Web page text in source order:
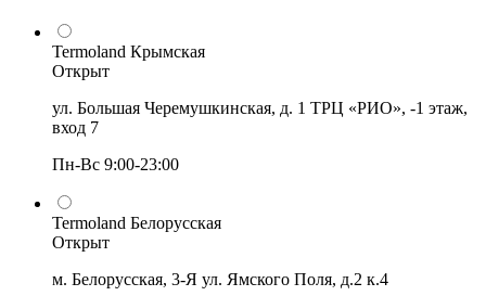
Termoland Крымская
Открыт
ул. Большая Черемушкинская, д. 1 ТРЦ «РИО», -1 этаж,
вход 7
Пн-Вс 9:00-23:00
Termoland Белорусская
Открыт
м. Белорусская, 3-Я ул. Ямского Поля, д.2 к.4